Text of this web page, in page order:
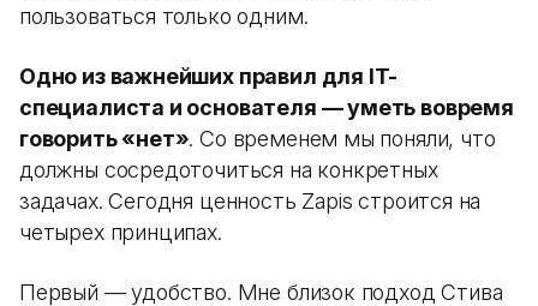
пользоваться только одним.
Одно из важнейших правил для IT-
специалиста и основателя — уметь вовремя
говорить «нет». Со временем мы поняли, что
должны сосредоточиться на конкретных
задачах. Сегодня ценность Zapis строится на
четырех принципах.
Первый — удобство. Мне близок подход Стива